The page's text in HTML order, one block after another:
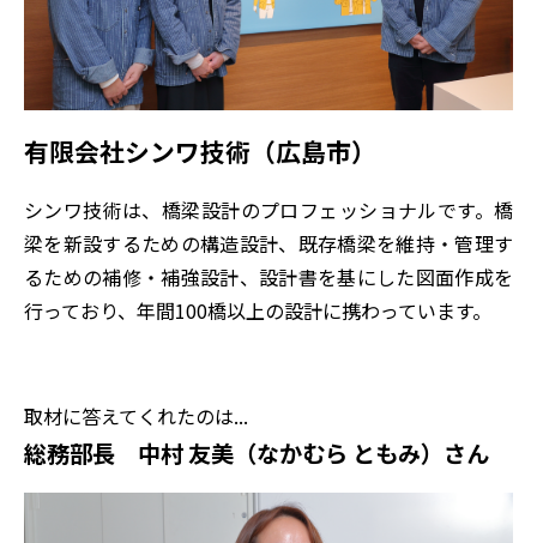
有限会社シンワ技術（広島市）
シンワ技術は、橋梁設計のプロフェッショナルです。橋
梁を新設するための構造設計、既存橋梁を維持・管理す
るための補修・補強設計、設計書を基にした図面作成を
行っており、年間100橋以上の設計に携わっています。
取材に答えてくれたのは...
総務部長 中村 友美（なかむら ともみ）さん